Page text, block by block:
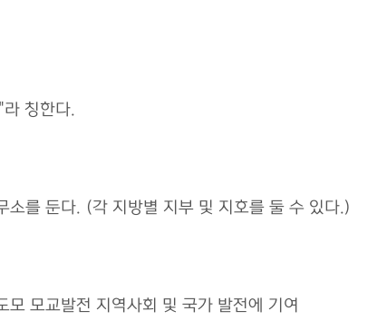
칭한다.
소를 둔다. (각 지방별 지부 및 지호를 둘 수 있다.)
모교발전 지역사회 및 국가 발전에 기여